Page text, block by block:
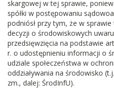
skargowej w tej sprawie,
spółki w postępowaniu
podniósł przy tym, że w
decyzji o środowiskowych
przedsięwzięcia na podstawie
r. o udostępnieniu informacji o
udziale społeczeństwa w
oddziaływania na środowisko
zm., dalej: ŚrodInfU).